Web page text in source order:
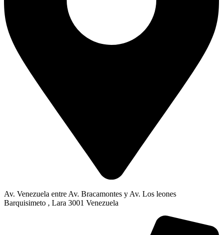
Av. Venezuela entre Av. Bracamontes y Av. Los leones
Barquisimeto , Lara 3001 Venezuela